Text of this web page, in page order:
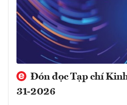
Đón đọc Tạp chí
31-2026